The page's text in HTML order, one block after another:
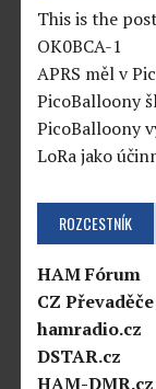
This is the
OK0BCA-1
APRS měl v
PicoBalloony
PicoBalloony
LoRa jako
ROZCESTNÍK
HAM Fórum
CZ Převaděče
hamradio.cz
DSTAR.cz
HAM-DMR.cz